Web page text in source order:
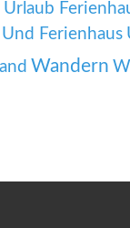
Urlaub
Ferienhaus
Wandern